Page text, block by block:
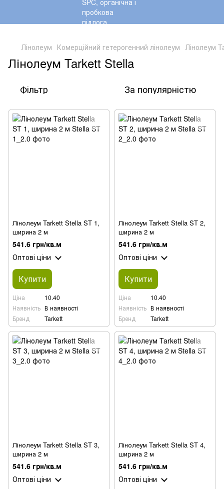
Лінолеум Комерційний гетерогенний лінолеум Лінолеум
Лінолеум Tarkett Stella
Фільтр За популярністю
Лінолеум Tarkett Stella ST 1,
ширина 2 м
541.6 грн/кв.м
Оптові ціни
Купити
Ціна
10.40
Наявність В наявності
Бренд
Tarkett
Лінолеум Tarkett Stella ST 2,
ширина 2 м
541.6 грн/кв.м
Оптові ціни
Купити
Ціна
10.40
Наявність В наявності
Бренд
Tarkett
Лінолеум Tarkett Stella ST 3,
ширина 2 м
541.6 грн/кв.м
Оптові ціни
Лінолеум Tarkett Stella ST 4,
ширина 2 м
541.6 грн/кв.м
Оптові ціни